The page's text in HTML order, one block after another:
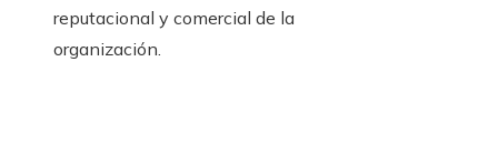
reputacional y comercial de la
organización.